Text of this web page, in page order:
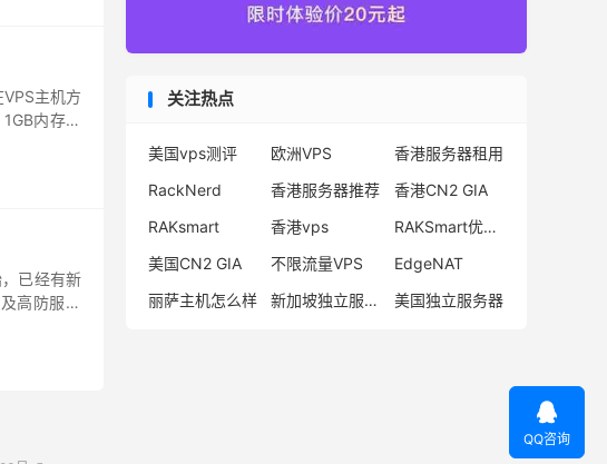
主机方
内存、
已经有新
高防服务
关注热点
美国vps测评 欧洲VPS
香港服务器租用
RackNerd
香港服务器推荐
香港CN2 GIA
RAKsmart
香港vps
RAKSmart优惠码
美国CN2 GIA
不限流量VPS
EdgeNAT
丽萨主机怎么样
新加坡独立服务器 美国独立服务器

QQ咨询